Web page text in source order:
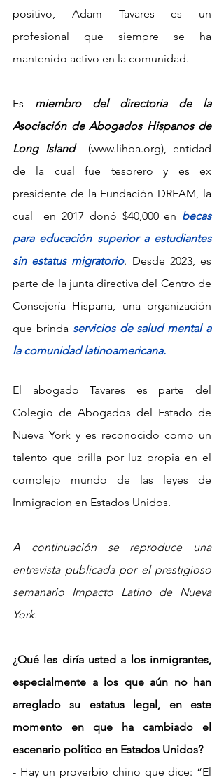
positivo, Adam Tavares es un
profesional que siempre se ha
mantenido activo en la comunidad.
Es
miembro del directoria de la
Asociación de Abogados Hispanos de
Long Island (www.lihba.org), entidad
de la cual fue tesorero y es ex
presidente de la Fundación DREAM, la
cual  en 2017 donó $40,000 en becas
para educación superior a estudiantes
sin estatus migratorio. Desde 2023, es
parte de la junta directiva del Centro de
Consejería Hispana, una organización
que brinda servicios de salud mental a
la comunidad latinoamericana.
El abogado Tavares es parte del
Colegio de Abogados del Estado de
Nueva York y es reconocido como un
talento que brilla por luz propia en el
complejo mundo de las leyes de
Inmigracion en Estados Unidos.
A continuación se reproduce una
entrevista publicada por el prestigioso
semanario Impacto Latino de Nueva
York.
¿Qué les diría usted a los inmigrantes,
especialmente a los que aún no han
arreglado su estatus legal, en este
momento en que ha cambiado el
escenario político en Estados Unidos?
- Hay un proverbio chino que dice: “El